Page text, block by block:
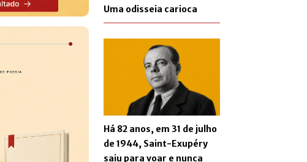
Uma odisseia carioca
Há 82 anos, em 31 de julho
de 1944, Saint-Exupéry
saiu para voar e nunca